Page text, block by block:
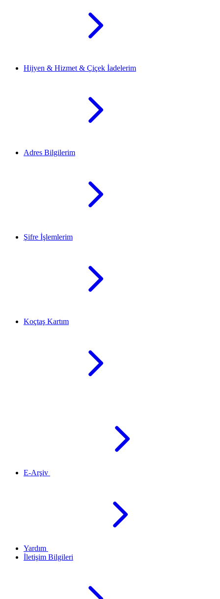
Hijyen & Hizmet & Çiçek İadelerim
Adres Bilgilerim
Şifre İşlemlerim
Koçtaş Kartım
E-Arşiv
Yardım
İletişim Bilgileri